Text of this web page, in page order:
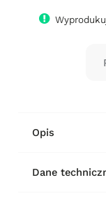
Opis
Dane